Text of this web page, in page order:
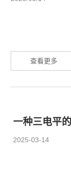
查看更多
2025-03-14